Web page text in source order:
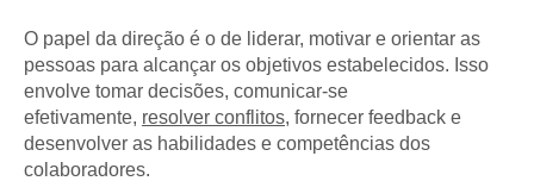
O papel da direção é o de liderar, motivar e orientar as
pessoas para alcançar os objetivos estabelecidos. Isso
envolve tomar decisões, comunicar-se
efetivamente, resolver conflitos, fornecer feedback e
desenvolver as habilidades e competências dos
colaboradores.